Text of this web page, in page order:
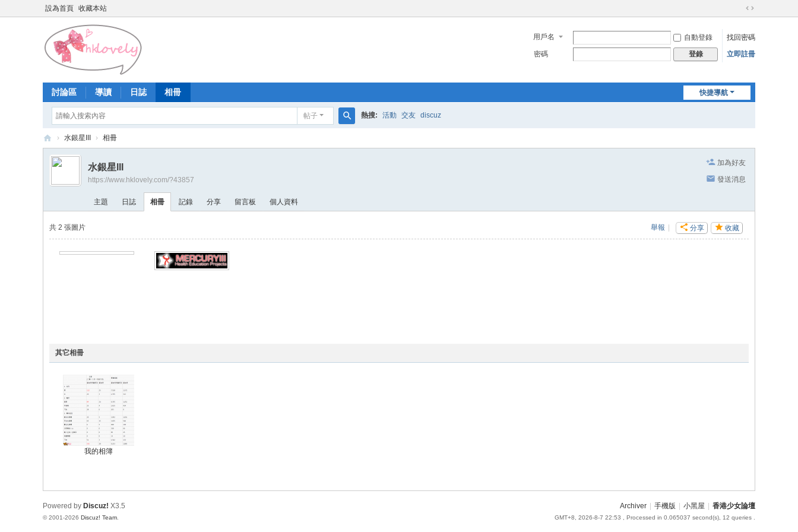
設為首頁 收藏本站
切
到
寬
用戶名 自動登錄
找回密碼
密碼
登錄 立即註冊
快捷導航
討論區 導讀 日誌 相冊
帖子
索
熱搜: 活動 交友 discuz
香
少
論
壇
› 水銀星III › 相冊
加為好友
發送消息
水銀星III
https://www.hklovely.com/?43857
主題 日誌 相冊 記錄 分享 留言板 個人資料
收藏
分享
舉報
共 2 張圖片
其它相冊
我的相簿
Archiver 手機版 小黑屋 香港少女論壇
GMT+8, 2026-8-7 22:53 , Processed in 0.065037 second(s), 12 queries .
Powered by Discuz! X3.5
© 2001-2026 Discuz! Team